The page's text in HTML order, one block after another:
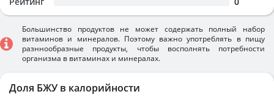
Большинство продуктов не может содержать полный набор
витаминов и минералов. Поэтому важно употреблять в пищу
разннообразные продукты, чтобы восполнять потребности
организма в витаминах и минералах.
Доля БЖУ в калорийности